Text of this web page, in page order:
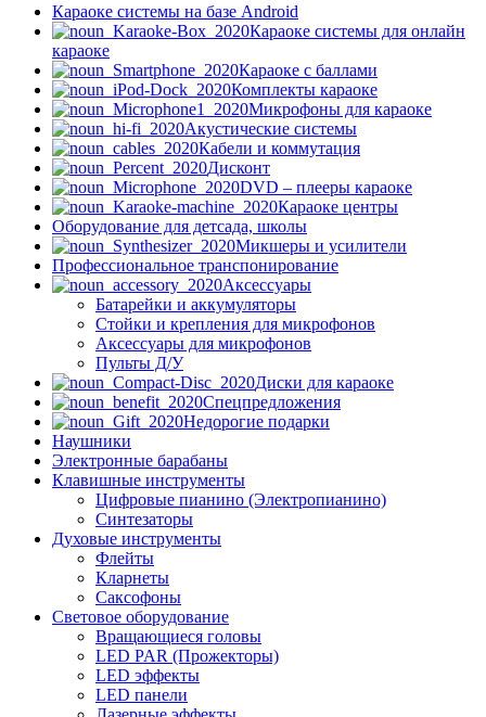
Караоке системы на базе Android
Караоке системы для онлайн
караоке
Караоке с баллами
Комплекты караоке
Микрофоны для караоке
Акустические системы
Кабели и коммутация
Дисконт
DVD – плееры караоке
Караоке центры
Оборудование для детсада, школы
Микшеры и усилители
Профессиональное транспонирование
Аксессуары
Батарейки и аккумуляторы
Стойки и крепления для микрофонов
Аксессуары для микрофонов
Пульты Д/У
Диски для караоке
Спецпредложения
Недорогие подарки
Наушники
Электронные барабаны
Клавишные инструменты
Цифровые пианино (Электропианино)
Синтезаторы
Духовые инструменты
Флейты
Кларнеты
Саксофоны
Световое оборудование
Вращающиеся головы
LED PAR (Прожекторы)
LED эффекты
LED панели